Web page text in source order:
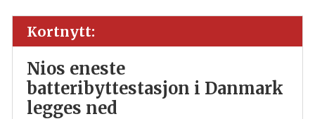
Kortnytt:
Nios eneste
batteribyttestasjon i Danmark
legges ned